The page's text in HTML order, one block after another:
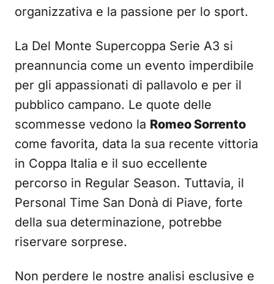
organizzativa e la passione per lo sport.
La Del Monte Supercoppa Serie A3 si
preannuncia come un evento imperdibile
per gli appassionati di pallavolo e per il
pubblico campano. Le quote delle
scommesse vedono la Romeo Sorrento
come favorita, data la sua recente vittoria
in Coppa Italia e il suo eccellente
percorso in Regular Season. Tuttavia, il
Personal Time San Donà di Piave, forte
della sua determinazione, potrebbe
riservare sorprese.
Non perdere le nostre analisi esclusive e